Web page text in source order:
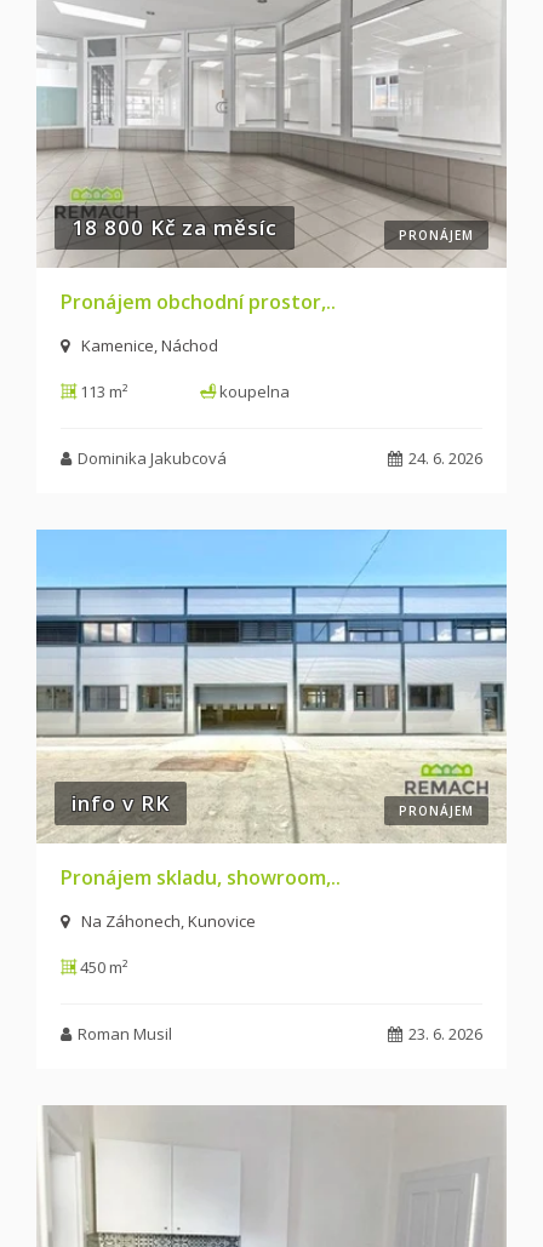
PRONÁJEM
18 800 Kč za měsíc
Pronájem obchodní prostor,..
Kamenice, Náchod
113 m² koupelna
Dominika Jakubcová 24. 6. 2026
PRONÁJEM
info v RK
Pronájem skladu, showroom,..
Na Záhonech, Kunovice
450 m²
Roman Musil 23. 6. 2026